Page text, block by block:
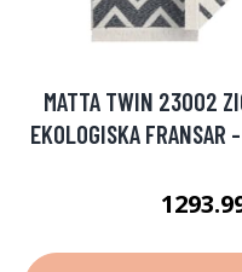
MATTA TWIN 23002
EKOLOGISKA